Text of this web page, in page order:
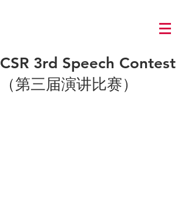
CSR 3rd Speech Contest
（第三届演讲比赛）